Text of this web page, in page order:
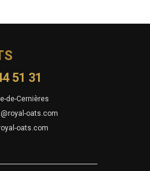
51 31
de-Cernières
oats.com
oats.com